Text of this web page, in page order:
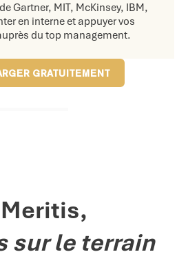
Gartner, MIT, McKinsey, IBM,
en interne et appuyer vos
du top management.
GRATUITEMENT
sur le terrain